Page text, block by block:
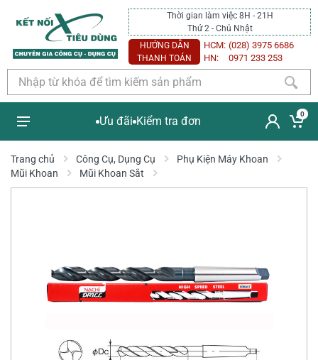
Thời gian làm việc 8H - 21H
Thứ 2 - Chủ Nhật
HƯỚNG DẪN
THANH TOÁN
HCM: (028) 3975 6686
HN:
0971 233 253
Ưu đãi Kiểm tra đơn
0
Trang chủ Công Cụ, Dụng Cụ
Phụ Kiện Máy Khoan
Mũi Khoan
Mũi Khoan Sắt